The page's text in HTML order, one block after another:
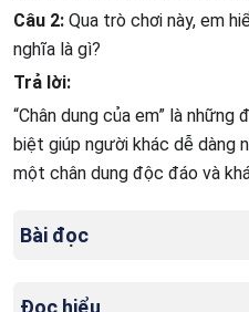
Câu 2: Qua trò chơi này, em
nghĩa là gì?
Trả lời:
“Chân dung của em” là
biệt giúp người khác dễ dàng
một chân dung độc đáo và
Bài đọc
Đọc hiểu